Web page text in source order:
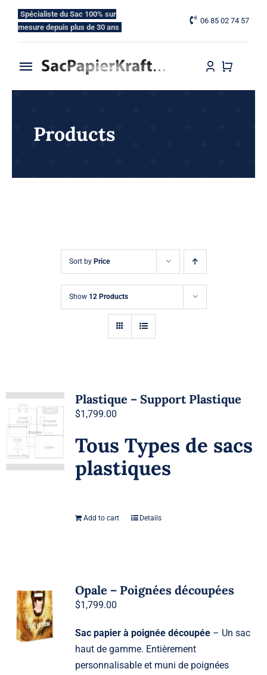
content
Spécialiste du Sac 100% sur
mesure depuis plus de 30 ans
06 85 02 74 57
Toggle
Navigation
Nos Gammes
Products
Sort by Price
Show 12 Products
Plastique – Support Plastique
$1,799.00
Tous Types de sacs
plastiques
Add to cart Details
Opale – Poignées découpées
$1,799.00
Sac papier à poignée découpée– Un sac
haut de gamme. Entièrement
personnalisable et muni de poignées